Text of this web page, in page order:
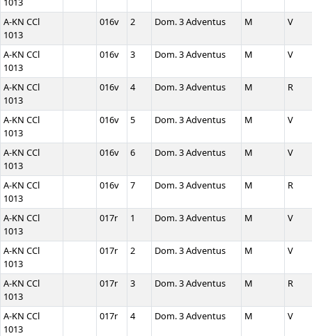
A-KN CCl
1013
016v 2 Dom. 3 Adventus M V
A-KN CCl
1013
016v 3 Dom. 3 Adventus M V
A-KN CCl
1013
016v 4 Dom. 3 Adventus M R
A-KN CCl
1013
016v 5 Dom. 3 Adventus M V
A-KN CCl
1013
016v 6 Dom. 3 Adventus M V
A-KN CCl
1013
016v 7 Dom. 3 Adventus M R
A-KN CCl
1013
017r 1 Dom. 3 Adventus M V
A-KN CCl
1013
017r 2 Dom. 3 Adventus M V
A-KN CCl
1013
017r 3 Dom. 3 Adventus M R
A-KN CCl
1013
017r 4 Dom. 3 Adventus M V